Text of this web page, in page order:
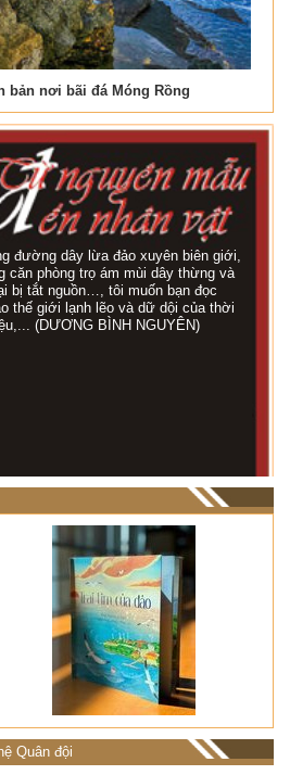
bản nơi bãi đá Móng Rồng
đường dây lừa đảo xuyên biên giới,
căn phòng trọ ám mùi dây thừng và
bị tắt nguồn…, tôi muốn bạn đọc
thế giới lạnh lẽo và dữ dội của thời
(DƯƠNG BÌNH NGUYÊN)
Quân đội